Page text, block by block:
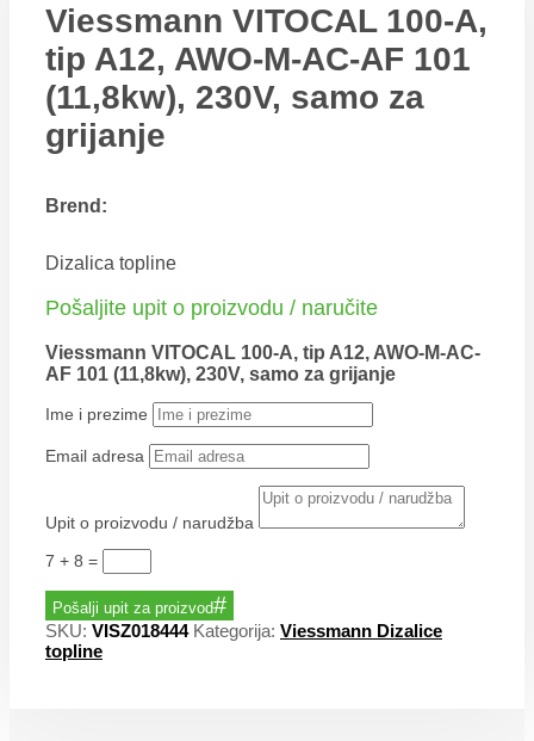
Viessmann VITOCAL 100-A,
tip A12, AWO-M-AC-AF 101
(11,8kw), 230V, samo za
grijanje
Brend:
Dizalica topline
Pošaljite upit o proizvodu / naručite
Viessmann VITOCAL 100-A, tip A12, AWO-M-AC-
AF 101 (11,8kw), 230V, samo za grijanje
Ime i prezime
Email adresa
Upit o proizvodu / narudžba
7 + 8 =
Pošalji upit za proizvod
SKU: VISZ018444 Kategorija: Viessmann Dizalice
topline